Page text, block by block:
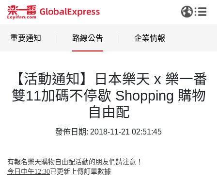
重要通知 路線公告 企業情報
【活動通知】日本樂天 x 樂一番
雙11加碼不停歇 Shopping 購物
自由配
發佈日期: 2018-11-21 02:51:45
有報名樂天購物自由配活動的朋友們請注意！
今日中午12:30已更新上傳訂單數據